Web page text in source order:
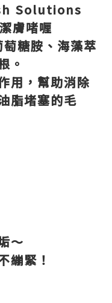
Solutions
膚啫喱
糖胺、海藻萃
。
用，幫助消除
脂堵塞的毛
～
繃緊！